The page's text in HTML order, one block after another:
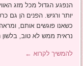
הנפגע הגדול מכל מזג
יותר ורגיש. הפנים הן גם
כשאנו פוגשים אותם,
נראית ממש לא טוב,
להמשיך לקרוא ←